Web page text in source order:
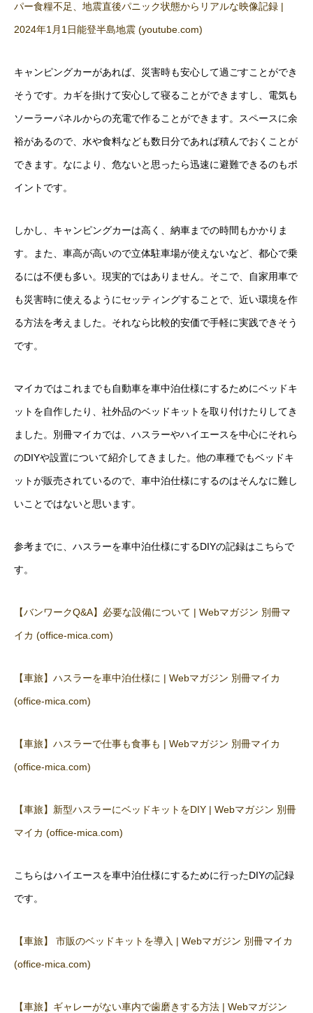
パー食糧不足、地震直後パニック状態からリアルな映像記録 |
2024年1月1日能登半島地震 (youtube.com)
キャンピングカーがあれば、災害時も安心して過ごすことができ
そうです。カギを掛けて安心して寝ることができますし、電気も
ソーラーパネルからの充電で作ることができます。スペースに余
裕があるので、水や食料なども数日分であれば積んでおくことが
できます。なにより、危ないと思ったら迅速に避難できるのもポ
イントです。
しかし、キャンピングカーは高く、納車までの時間もかかりま
す。また、車高が高いので立体駐車場が使えないなど、都心で乗
るには不便も多い。現実的ではありません。そこで、自家用車で
も災害時に使えるようにセッティングすることで、近い環境を作
る方法を考えました。それなら比較的安価で手軽に実践できそう
です。
マイカではこれまでも自動車を車中泊仕様にするためにベッドキ
ットを自作したり、社外品のベッドキットを取り付けたりしてき
ました。別冊マイカでは、ハスラーやハイエースを中心にそれら
のDIYや設置について紹介してきました。他の車種でもベッドキ
ットが販売されているので、車中泊仕様にするのはそんなに難し
いことではないと思います。
参考までに、ハスラーを車中泊仕様にするDIYの記録はこちらで
す。
【バンワークQ&A】必要な設備について | Webマガジン 別冊マ
イカ (office-mica.com)
【車旅】ハスラーを車中泊仕様に | Webマガジン 別冊マイカ
(office-mica.com)
【車旅】ハスラーで仕事も食事も | Webマガジン 別冊マイカ
(office-mica.com)
【車旅】新型ハスラーにベッドキットをDIY | Webマガジン 別冊
マイカ (office-mica.com)
こちらはハイエースを車中泊仕様にするために行ったDIYの記録
です。
【車旅】 市販のベッドキットを導入 | Webマガジン 別冊マイカ
(office-mica.com)
【車旅】ギャレーがない車内で歯磨きする方法 | Webマガジン